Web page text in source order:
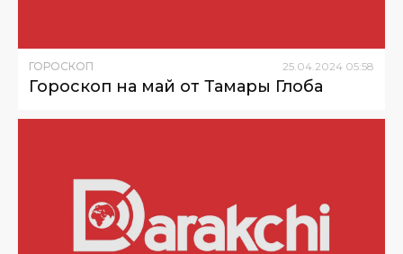
ГОРОСКОП 25.04.2024 05:58
Гороскоп на май от Тамары Глоба